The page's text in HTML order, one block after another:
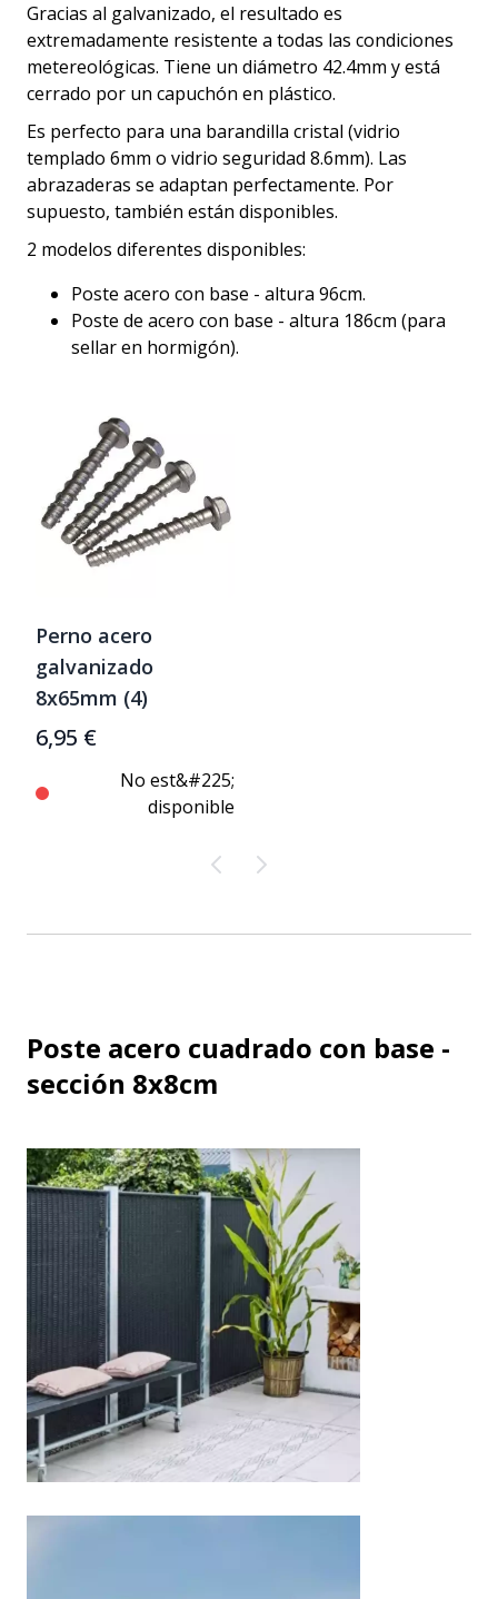
Gracias al galvanizado, el resultado es
extremadamente resistente a todas las condiciones
metereológicas. Tiene un diámetro 42.4mm y está
cerrado por un capuchón en plástico.
Es perfecto para una barandilla cristal (vidrio
templado 6mm o vidrio seguridad 8.6mm). Las
abrazaderas se adaptan perfectamente. Por
supuesto, también están disponibles.
2 modelos diferentes disponibles:
Poste acero con base - altura 96cm.
Poste de acero con base - altura 186cm (para
sellar en hormigón).
Perno acero
galvanizado
8x65mm (4)
6,95 €
No est&#225;
disponible
Poste acero cuadrado con base -
sección 8x8cm